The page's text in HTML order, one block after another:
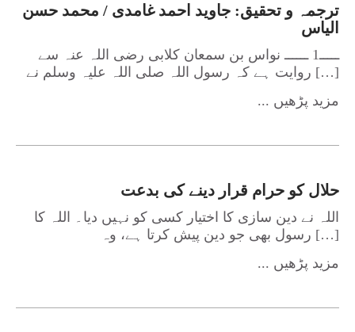
ترجمہ و تحقیق: جاوید احمد غامدی / محمد حسن
الیاس
ـــــ1 ــــــ نواس بن سمعان کلابی رضی اللہ عنہ سے
روایت ہے کہ رسول اللہ صلی اللہ علیہ وسلم نے […]
... مزید پڑھیں
حلال کو حرام قرار دینے کی بدعت
اللہ نے دین سازی کا اختیار کسی کو نہیں دیا۔ اللہ کا
رسول بھی جو دین پیش کرتا ہے، وہ […]
... مزید پڑھیں